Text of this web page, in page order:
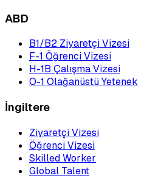
ABD
B1/B2 Ziyaretçi Vizesi
F-1 Öğrenci Vizesi
H-1B Çalışma Vizesi
O-1 Olağanüstü Yetenek
İngiltere
Ziyaretçi Vizesi
Öğrenci Vizesi
Skilled Worker
Global Talent